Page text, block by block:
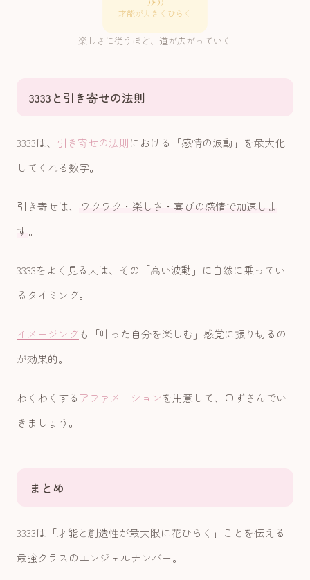
才能が大きくひらく
楽しさに従うほど、道が広がっていく
3333と引き寄せの法則
3333は、 引き寄せの法則における「感情の波動」を最大化
してくれる数字。
引き寄せは、
ワクワク・楽しさ・喜びの感情で加速しま
す。
3333をよく見る人は、その「高い波動」に自然に乗ってい
るタイミング。
イメージングも「叶った自分を楽しむ」感覚に振り切るの
が効果的。
わくわくする アファメーションを用意して、口ずさんでい
きましょう。
まとめ
3333は「才能と創造性が最大限に花ひらく」ことを伝える
最強クラスのエンジェルナンバー。